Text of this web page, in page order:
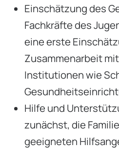
Einschätzung des
Fachkräfte des
eine erste
Zusammenarbeit
Institutionen wie
Hilfe und
zunächst, die
geeigneten